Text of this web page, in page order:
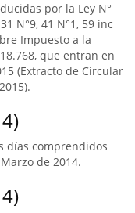
por la Ley N°
N°9, 41 N°1, 59 inc
Impuesto a la
que entran en
(Extracto de Circular
días comprendidos
de 2014.